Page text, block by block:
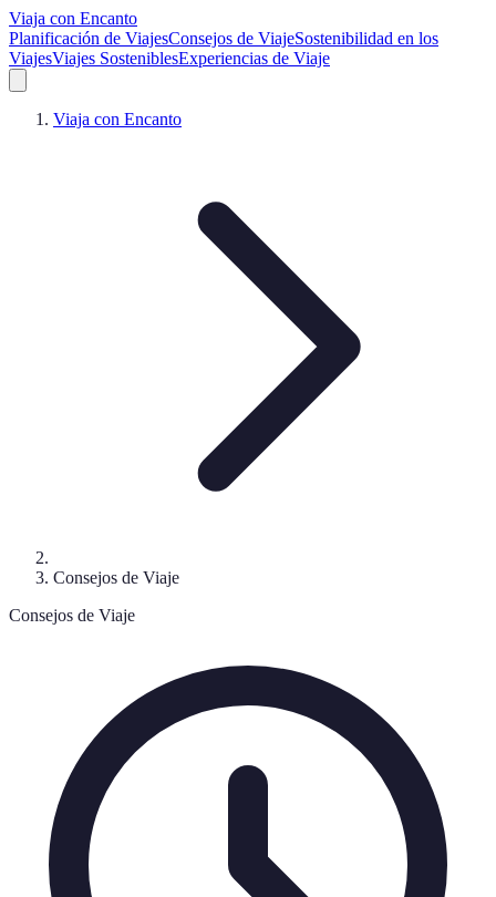
Viaja con Encanto
Planificación de ViajesConsejos de ViajeSostenibilidad en los
ViajesViajes SosteniblesExperiencias de Viaje
Viaja con Encanto
Consejos de Viaje
Consejos de Viaje